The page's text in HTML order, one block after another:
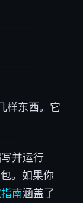
样东西。它
并运行
。如果你
南涵盖了